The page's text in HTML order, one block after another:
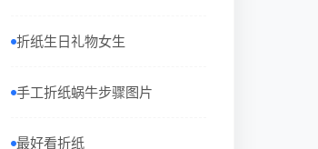
折纸生日礼物女生
手工折纸蜗牛步骤图片
最好看折纸